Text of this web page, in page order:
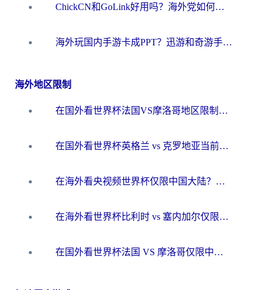
ChickCN和GoLink好用吗？海外党如何选对回国加速器
海外玩国内手游卡成PPT？迅游和奇游手游哪个好？一篇讲透回国加速器怎么选
海外地区限制
在国外看世界杯法国VS摩洛哥地区限制？这篇指南让你流畅看中文解说无压力
在国外看世界杯英格兰 vs 克罗地亚当前地区不可播放？这篇指南帮你搞定所有海外观赛难题
在海外看央视频世界杯仅限中国大陆？这篇指南帮你解锁中文解说+无卡顿直播
在海外看世界杯比利时 vs 塞内加尔仅限中国大陆？我找到了最流畅的中文解说之路
在国外看世界杯法国 VS 摩洛哥仅限中国大陆？海外党这样看中文解说赛事不卡顿